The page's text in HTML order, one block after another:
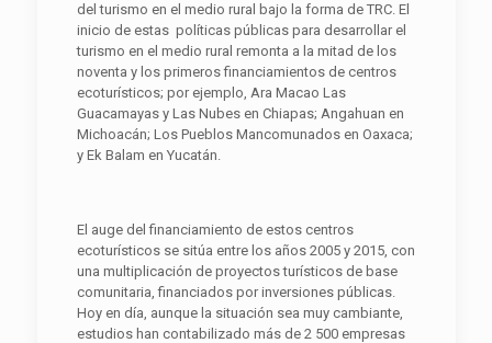
del turismo en el medio rural bajo la forma de TRC. El
inicio de estas políticas públicas para desarrollar el
turismo en el medio rural remonta a la mitad de los
noventa y los primeros financiamientos de centros
ecoturísticos; por ejemplo, Ara Macao Las
Guacamayas y Las Nubes en Chiapas; Angahuan en
Michoacán; Los Pueblos Mancomunados en Oaxaca;
y Ek Balam en Yucatán.
El auge del financiamiento de estos centros
ecoturísticos se sitúa entre los años 2005 y 2015, con
una multiplicación de proyectos turísticos de base
comunitaria, financiados por inversiones públicas.
Hoy en día, aunque la situación sea muy cambiante,
estudios han contabilizado más de 2 500 empresas